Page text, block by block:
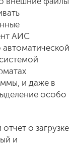
АИС
и даже в
особо
о загрузке
и